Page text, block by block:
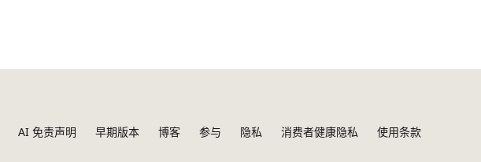
AI 免责声明 早期版本 博客 参与 隐私 消费者健康隐私
使用条款